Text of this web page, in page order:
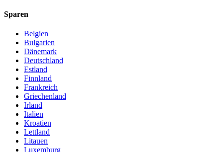
Sparen
Belgien
Bulgarien
Dänemark
Deutschland
Estland
Finnland
Frankreich
Griechenland
Irland
Italien
Kroatien
Lettland
Litauen
Luxemburg